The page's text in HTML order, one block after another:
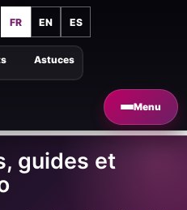
FR EN ES
Menu
Astuces
guides et